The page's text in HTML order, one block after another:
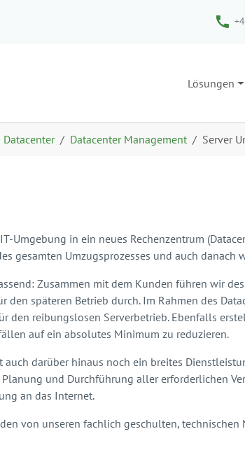
Lösungen
Datacenter Datacenter Management Server
Umgebung in ein neues Rechenzentrum
gesamten Umzugsprozesses und auch
Zusammen mit dem Kunden führen wir
späteren Betrieb durch. Im Rahmen des
den reibungslosen Serverbetrieb. Ebenfalls
auf ein absolutes Minimum zu reduzieren.
auch darüber hinaus noch ein breites
und Durchführung aller erforderlichen
an das Internet.
von unseren fachlich geschulten,